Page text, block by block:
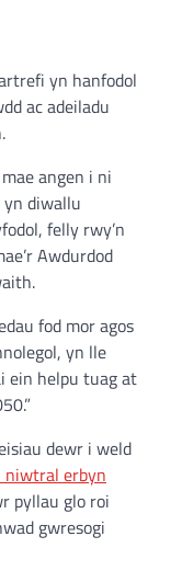
yn hanfodol
ac adeiladu
angen i ni
yn diwallu
felly rwy’n
Awdurdod
fod mor agos
yn lle
ein helpu tuag at
dewr i weld
niwtral erbyn
pyllau glo roi
gwresogi